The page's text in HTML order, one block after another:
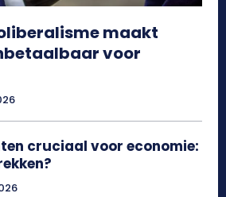
maakt
voor
cruciaal voor economie: